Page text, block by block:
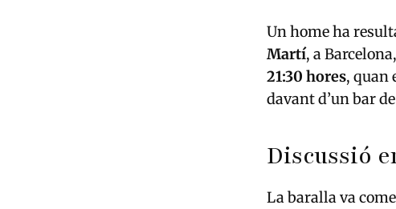
Un home ha
Martí, a
21:30 hores, quan
davant d’un bar
Discussió
La baralla va